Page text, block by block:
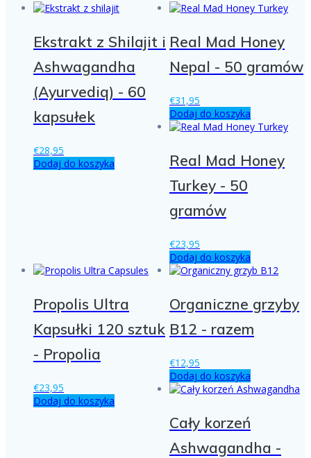
Ekstrakt z Shilajit i
Ashwagandha
(Ayurvediq) - 60
kapsułek
€28,95
Dodaj do koszyka
Real Mad Honey
Nepal - 50 gramów
€31,95
Dodaj do koszyka
Real Mad Honey
Turkey - 50
gramów
€23,95
Dodaj do koszyka
Propolis Ultra
Kapsułki 120 sztuk
- Propolia
€23,95
Dodaj do koszyka
Organiczne grzyby
B12 - razem
€12,95
Dodaj do koszyka
Cały korzeń
Ashwagandha -